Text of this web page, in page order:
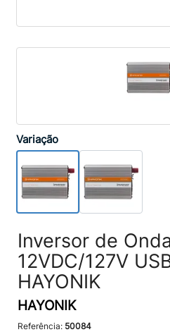
Variação
Inversor de
12VDC/127V
HAYONIK
HAYONIK
Referência: 50084